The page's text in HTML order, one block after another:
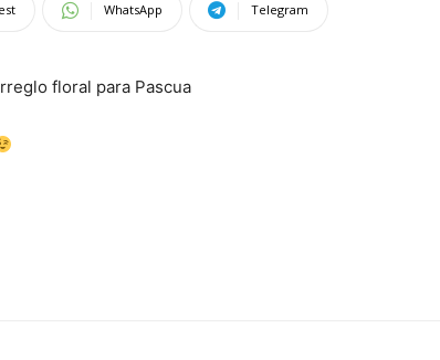
WhatsApp Telegram
floral para Pascua